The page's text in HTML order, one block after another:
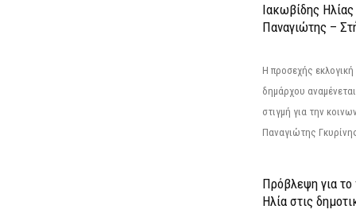
Ιακωβίδης
Παναγιώτης –
Η προσεχής
δημάρχου
στιγμή για την
Παναγιώτης
Πρόβλεψη για
Ηλία στις